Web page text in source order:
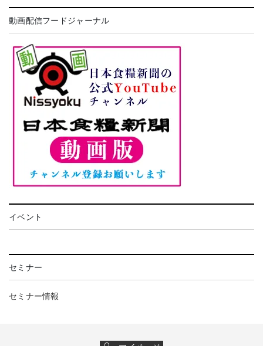
動画配信フードジャーナル
イベント
セミナー
セミナー情報